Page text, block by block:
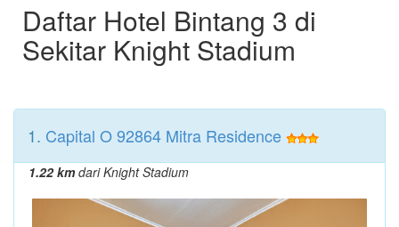
Daftar Hotel Bintang 3 di
Sekitar Knight Stadium
1. Capital O 92864 Mitra Residence
1.22 kmdari Knight Stadium